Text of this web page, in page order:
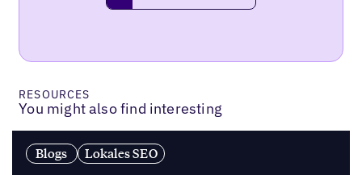
RESOURCES
You might also find interesting
Blogs Lokales SEO